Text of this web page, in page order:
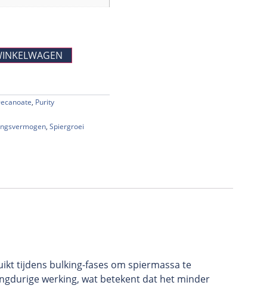
, Purity
, Spiergroei
tijdens bulking-fases om spiermassa te
werking, wat betekent dat het minder